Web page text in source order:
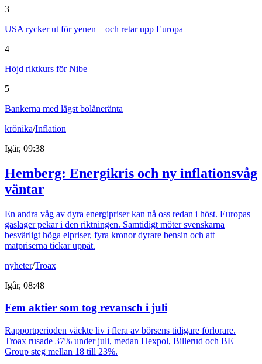
3
USA rycker ut för yenen – och retar upp Europa
4
Höjd riktkurs för Nibe
5
Bankerna med lägst bolåneränta
krönika/Inflation
Igår, 09:38
Hemberg: Energikris och ny inflationsvåg
väntar
En andra våg av dyra energipriser kan nå oss redan i höst. Europas
gaslager pekar i den riktningen. Samtidigt möter svenskarna
besvärligt höga elpriser, fyra kronor dyrare bensin och att
matpriserna tickar uppåt.
nyheter/Troax
Igår, 08:48
Fem aktier som tog revansch i juli
Rapportperioden väckte liv i flera av börsens tidigare förlorare.
Troax rusade 37% under juli, medan Hexpol, Billerud och BE
Group steg mellan 18 till 23%.